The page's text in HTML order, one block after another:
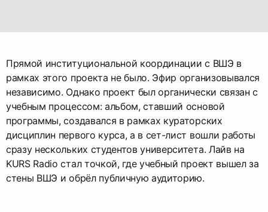
Прямой институциональной координации с ВШЭ в
рамках этого проекта не было. Эфир организовывался
независимо. Однако проект был органически связан с
учебным процессом: альбом, ставший основой
программы, создавался в рамках кураторских
дисциплин первого курса, а в сет-лист вошли работы
сразу нескольких студентов университета. Лайв на
KURS Radio стал точкой, где учебный проект вышел за
стены ВШЭ и обрёл публичную аудиторию.